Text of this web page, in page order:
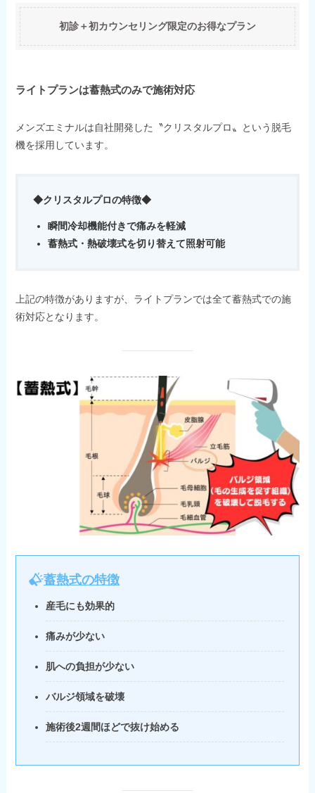
初診＋初カウンセリング限定のお得なプラン
ライトプランは蓄熱式のみで施術対応
メンズエミナルは自社開発した〝クリスタルプロ〟という脱毛
機を採用しています。
◆クリスタルプロの特徴◆
瞬間冷却機能付きで痛みを軽減
蓄熱式・熱破壊式を切り替えて照射可能
上記の特徴がありますが、ライトプランでは全て蓄熱式での施
術対応となります。
蓄熱式の特徴
産毛にも効果的
痛みが少ない
肌への負担が少ない
バルジ領域を破壊
施術後2週間ほどで抜け始める